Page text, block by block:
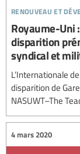
renouveau et
Royaume-Uni
disparition
syndical et
L’Internationale
disparition de
NASUWT–The
4 mars 2020